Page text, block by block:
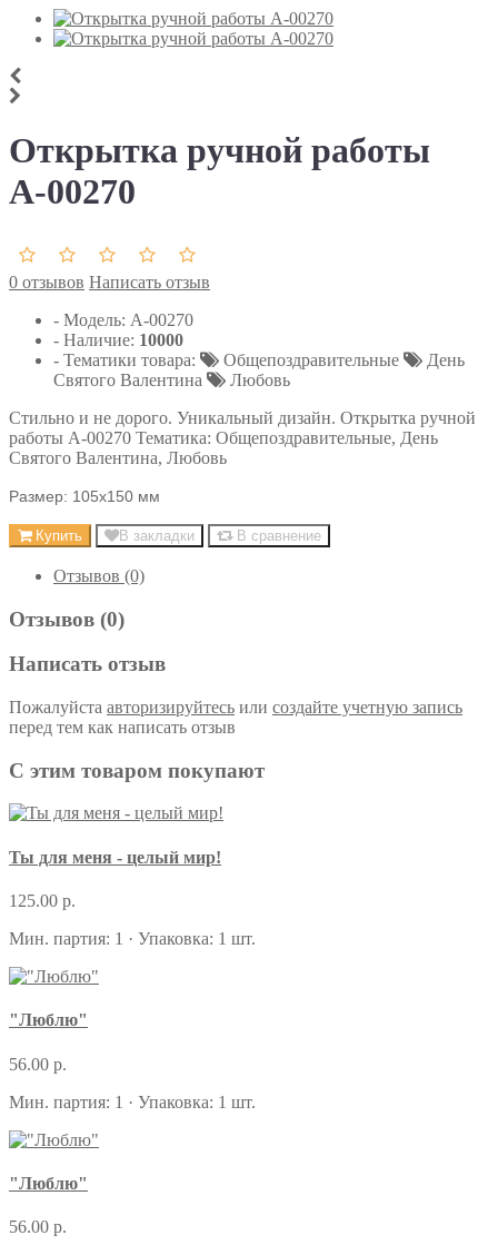
Открытка ручной работы
А-00270
0 отзывов Написать отзыв
- Модель: А-00270
- Наличие: 10000
- Тематики товара:
Общепоздравительные
День
Святого Валентина
Любовь
Стильно и не дорого. Уникальный дизайн. Открытка ручной
работы А-00270 Тематика: Общепоздравительные, День
Святого Валентина, Любовь
Размер: 105х150 мм
Купить В закладки В сравнение
Отзывов (0)
Отзывов (0)
Написать отзыв
Пожалуйста авторизируйтесь или создайте учетную запись
перед тем как написать отзыв
С этим товаром покупают
Ты для меня - целый мир!
125.00 р.
Мин. партия: 1 · Упаковка: 1 шт.
"Люблю"
56.00 р.
Мин. партия: 1 · Упаковка: 1 шт.
"Люблю"
56.00 р.